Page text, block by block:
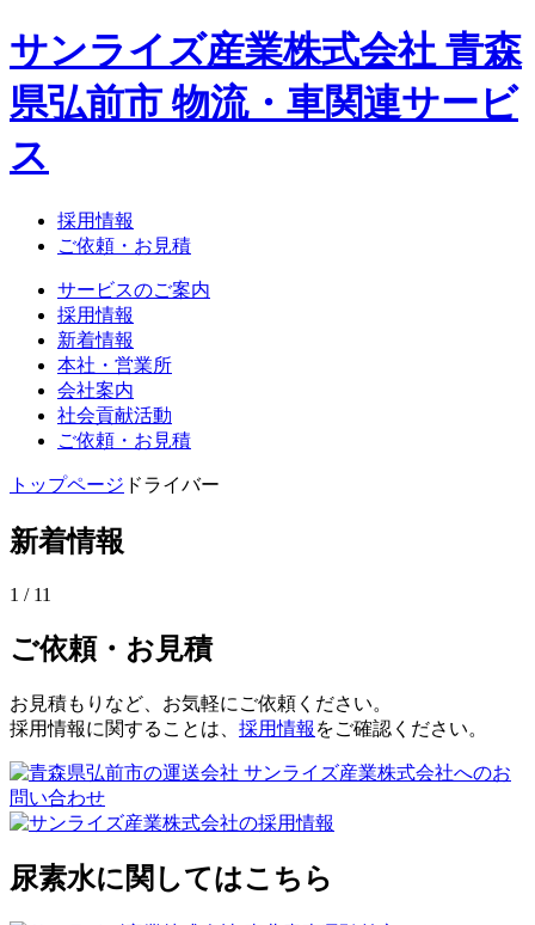
サンライズ産業株式会社 青森
県弘前市 物流・車関連サービ
ス
採用情報
ご依頼・お見積
サービスのご案内
採用情報
新着情報
本社・営業所
会社案内
社会貢献活動
ご依頼・お見積
トップページ ドライバー
新着情報
1 / 11
ご依頼・お見積
お見積もりなど、お気軽にご依頼ください。
採用情報に関することは、 採用情報 をご確認ください。
尿素水に関してはこちら